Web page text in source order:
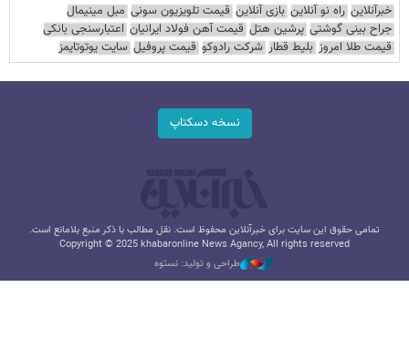
خبرآنلاین راه نو آنلاین بازی آنلاین قیمت تلویزیون سونی مبل مینیمال
جراح بینی گوشتی پرشین هتل قیمت آهن فولاد ایرانیان اعتبارسنجی بانکی
قیمت طلا امروز بلیط قطار شرکت رادوکو قیمت پروفیل سایت یوتوتایمز
نسخه دسکتاپ
تمامی حقوق این سایت برای خبرآنلاین محفوظ است. نقل مطالب با ذکر منبع بلامانع است.
Copyright © 2025 khabaronline News Agancy, All rights reserved
طراحی و تولید: نستوه